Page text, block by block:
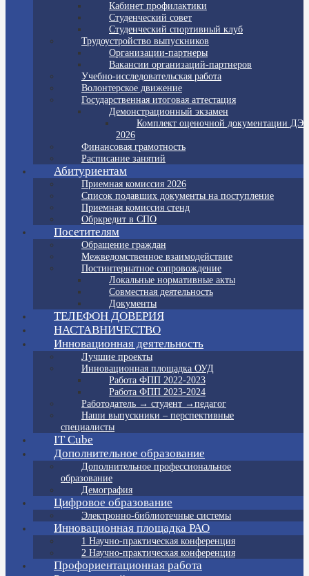
Кабинет профилактики
Студенческий совет
Студенческий спортивный клуб
Трудоустройство выпускников
Организации-партнеры
Вакансии организаций-партнеров
Учебно-исследовательская работа
Волонтерское движение
Государственная итоговая аттестация
Демонстрационный экзамен
Комплект оценочной документации ДЭ
2026
Финансовая грамотность
Расписание занятий
Абитуриентам
Приемная комиссия 2026
Список подавших документы на поступление
Приемная комиссия стенд
Обркредит в СПО
Посетителям
Обращение граждан
Межведомственное взаимодействие
Постинтернатное сопровождение
Локальные нормативные акты
Совместная деятельность
Документы
ТЕЛЕФОН ДОВЕРИЯ
НАСТАВНИЧЕСТВО
Инновационная деятельность
Лучшие проекты
Инновационная площадка ОУД
Работа ФПП 2022-2023
Работа ФПП 2023-2024
Работодатель → студент →педагог
Наши выпускники – перспективные
специалисты
IT Cube
Дополнительное образование
Дополнительное профессиональное
образование
Демография
Цифровое образование
Электронно-библиотечные системы
Инновационная площадка РАО
1 Научно-практическая конференция
2 Научно-практическая конференция
Профориентационная работа